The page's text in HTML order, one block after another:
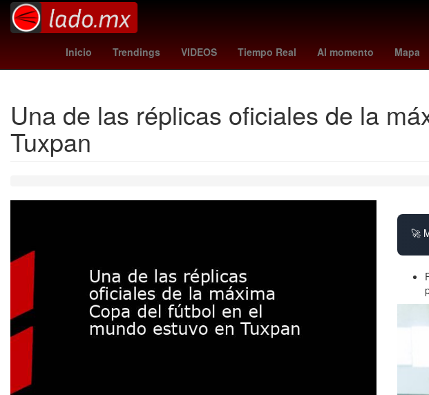
Inicio Trendings VIDEOS Tiempo Real Al momento Mapa
Miguel Herrera HBO rodri Clima CDMX hoy España
Una de las réplicas oficiales de la
Tuxpan
🚀